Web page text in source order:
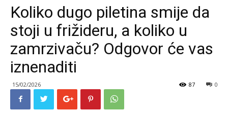
Koliko dugo piletina smije da
stoji u frižideru, a koliko u
zamrzivaču? Odgovor će vas
iznenaditi
15/02/2026 0
87